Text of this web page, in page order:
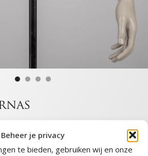
Beheer je privacy
te bieden, gebruiken wij en onze
van €33,00 met